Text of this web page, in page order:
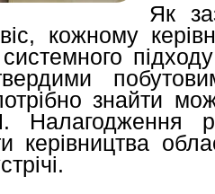
Як
кожному
знайти
Налагодження
керівництва